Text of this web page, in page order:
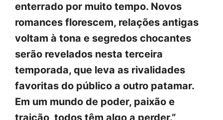
enterrado por muito tempo. Novos
romances florescem, relações antigas
voltam à tona e segredos chocantes
serão revelados nesta terceira
temporada, que leva as rivalidades
favoritas do público a outro patamar.
Em um mundo de poder, paixão e